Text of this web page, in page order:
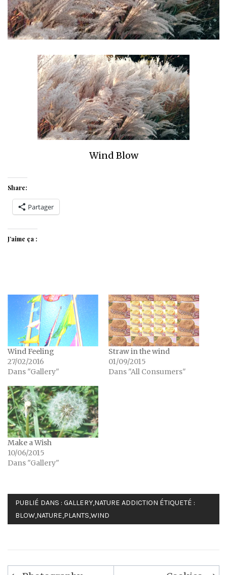
Wind Blow
Share:
Partager
J’aime ça :
Wind Feeling
27/02/2016
Dans "Gallery"
Straw in the wind
01/09/2015
Dans "All Consumers"
Make a Wish
10/06/2015
Dans "Gallery"
PUBLIÉ DANS : GALLERY,NATURE ADDICTION ÉTIQUETÉ :
BLOW,NATURE,PLANTS,WIND